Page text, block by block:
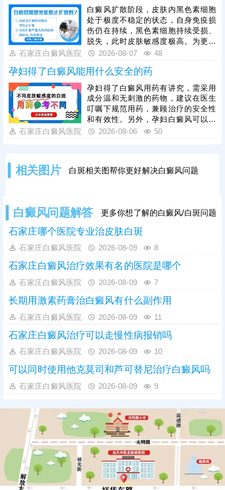
自行购买、胡乱涂抹，必须在医生指
导下对症使用，规避用药风险。临床
中常建议搭配308激光照射联合治
疗，可提升黑色素细胞修复效率，强
化治疗效果。
白癜风扩散阶段，皮肤内黑色素细胞
处于极度不稳定的状态，自身免疫损
伤仍在持续，黑色素细胞持续受损、
脱失，此时皮肤敏感度极高。为更好
保障治疗安全与疗效，临床通常建议
患者先通过药物干预稳定病情，抑制
白斑扩散，具体用药方案需由医生根
据个人病情、体质制定，患者严格遵
医嘱使用，切勿自行用药。待白斑完
全稳定后，再启动光疗，光疗需严控
剂量，采用温和适配的低剂量循序渐
进治疗，同时做好日常护理，规避外
界刺激，稳固病情，提升整体治疗效
石家庄白癜风医院 2026-08-07 48
孕妇得了白癜风能用什么安全的药
孕妇得了白癜风用药有讲究，需采用
成分温和无刺激的药物，建议在医生
叮嘱下规范用药，兼顾治疗的安全性
和有效性。另外，孕妇白癜风可以照
光治疗，如美国进口308准分子激
护理保健，避免不良因素刺激，稳定
石家庄白癜风医院 2026-08-06 50
相关图片 白斑相关图帮你更好解决白癜风问题
白癜风问题解答 更多你想了解的白癜风/白斑问题
石家庄哪个医院专业治皮肤白斑
石家庄白癜风医院 2026-08-09 8
石家庄白癜风治疗效果有名的医院是哪个
石家庄白癜风医院 2026-08-09 7
长期用激素药膏治白癜风有什么副作用
石家庄白癜风医院 2026-08-09 11
石家庄白癜风治疗可以走慢性病报销吗
石家庄白癜风医院 2026-08-09 10
可以同时使用他克莫司和芦可替尼治疗白癜风吗
石家庄白癜风医院 2026-08-09 9